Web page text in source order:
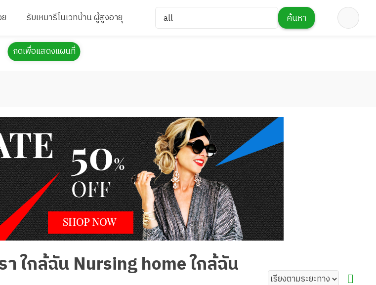
รับเหมารีโนเวทบ้าน ผู้สูงอายุ all ค้นหา
กดเพื่อแสดงแผนที่
ใกล้ฉัน Nursing home ใกล้ฉัน